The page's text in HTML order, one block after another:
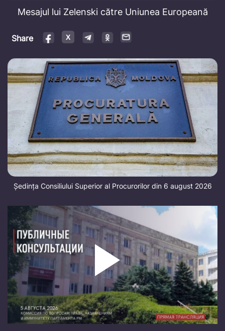
Mesajul lui Zelenski către Uniunea Europeană
Share
Ședința Consiliului Superior al Procurorilor din 6 august 2026